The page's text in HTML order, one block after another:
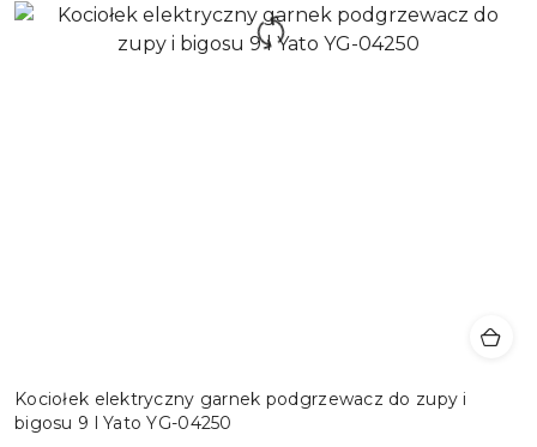
Kociołek elektryczny garnek podgrzewacz do zupy i
bigosu 9 l Yato YG-04250